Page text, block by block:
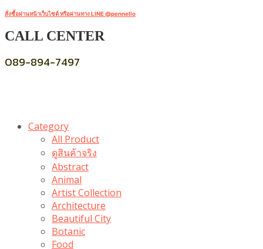
สั่งซื้อผ่านหน้าเว็บไซต์ หรือผ่านทาง LINE @pennello
CALL CENTER
089-894-7497
Category
All Product
ดูสินค้าจริง
Abstract
Animal
Artist Collection
Architecture
Beautiful City
Botanic
Food